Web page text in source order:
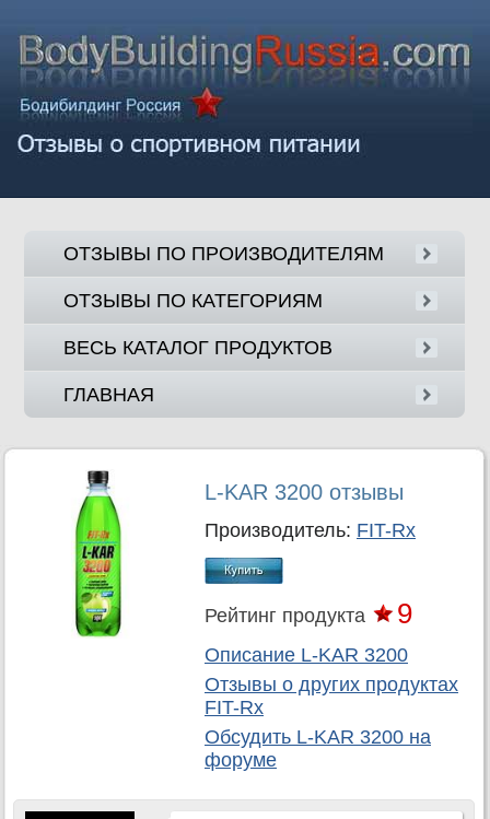
ОТЗЫВЫ ПО ПРОИЗВОДИТЕЛЯМ
ОТЗЫВЫ ПО КАТЕГОРИЯМ
ВЕСЬ КАТАЛОГ ПРОДУКТОВ
ГЛАВНАЯ
L-KAR 3200 отзывы
Производитель: FIT-Rx
Рейтинг продукта 9
Описание L-KAR 3200
Отзывы о других продуктах
FIT-Rx
Обсудить L-KAR 3200 на
форуме